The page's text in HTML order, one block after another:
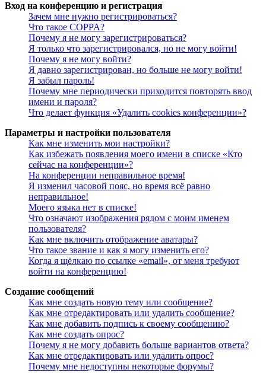
Вход на конференцию и регистрация
Зачем мне нужно регистрироваться?
Что такое COPPA?
Почему я не могу зарегистрироваться?
Я только что зарегистрировался, но не могу войти!
Почему я не могу войти?
Я давно зарегистрирован, но больше не могу войти!
Я забыл пароль!
Почему мне периодически приходится повторять ввод
имени и пароля?
Что делает функция «Удалить cookies конференции»?
Параметры и настройки пользователя
Как мне изменить мои настройки?
Как избежать появления моего имени в списке «Кто
сейчас на конференции»?
На конференции неправильное время!
Я изменил часовой пояс, но время всё равно
неправильное!
Моего языка нет в списке!
Что означают изображения рядом с моим именем
пользователя?
Как мне включить отображение аватары?
Что такое звание и как я могу изменить его?
Когда я щёлкаю по ссылке «email», от меня требуют
войти на конференцию!
Создание сообщений
Как мне создать новую тему или сообщение?
Как мне отредактировать или удалить сообщение?
Как мне добавить подпись к своему сообщению?
Как мне создать опрос?
Почему я не могу добавить больше вариантов ответа?
Как мне отредактировать или удалить опрос?
Почему мне недоступны некоторые форумы?